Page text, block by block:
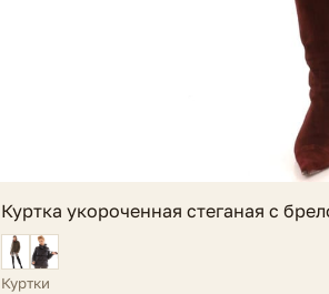
Куртка укороченная стеганая с
Куртки